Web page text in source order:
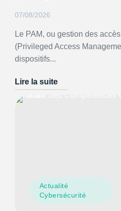
07/08/2026
Le PAM, ou gestion des
(Privileged Access
dispositifs...
Lire la suite
Actualité
Cybersécurité